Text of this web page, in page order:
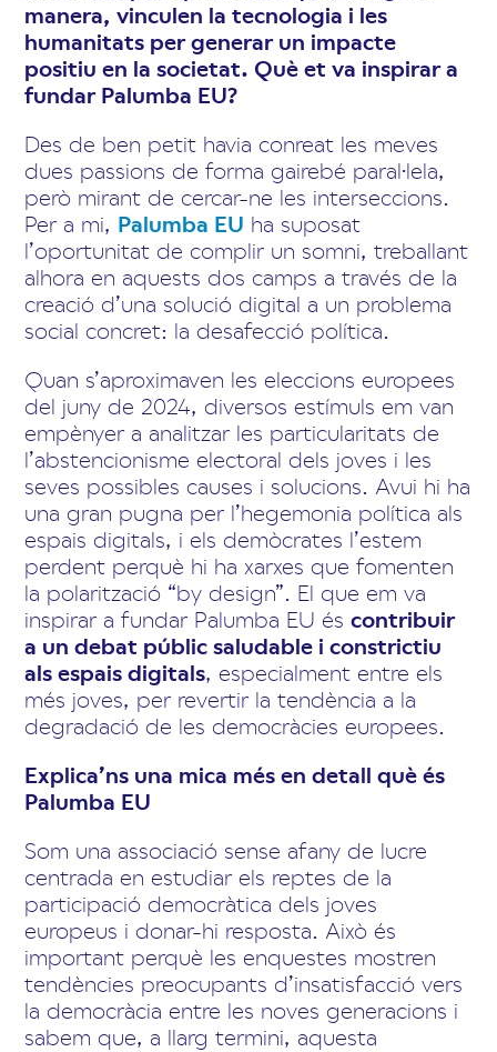
manera, vinculen la tecnologia i les
humanitats per generar un impacte
positiu en la societat. Què et va inspirar a
fundar Palumba EU?
Des de ben petit havia conreat les meves
dues passions de forma gairebé paral·lela,
però mirant de cercar-ne les interseccions.
Per a mi, Palumba EU ha suposat
l’oportunitat de complir un somni, treballant
alhora en aquests dos camps a través de la
creació d’una solució digital a un problema
social concret: la desafecció política.
Quan s’aproximaven les eleccions europees
del juny de 2024, diversos estímuls em van
empènyer a analitzar les particularitats de
l’abstencionisme electoral dels joves i les
seves possibles causes i solucions. Avui hi ha
una gran pugna per l’hegemonia política als
espais digitals, i els demòcrates l’estem
perdent perquè hi ha xarxes que fomenten
la polarització “by design”. El que em va
inspirar a fundar Palumba EU éscontribuir
a un debat públic saludable i constrictiu
als espais digitals, especialment entre els
més joves, per revertir la tendència a la
degradació de les democràcies europees.
Explica’ns una mica més en detall què és
Palumba EU
Som una associació sense afany de lucre
centrada en estudiar els reptes de la
participació democràtica dels joves
europeus i donar-hi resposta. Això és
important perquè les enquestes mostren
tendències preocupants d’insatisfacció vers
la democràcia entre les noves generacions i
sabem que, a llarg termini, aquesta